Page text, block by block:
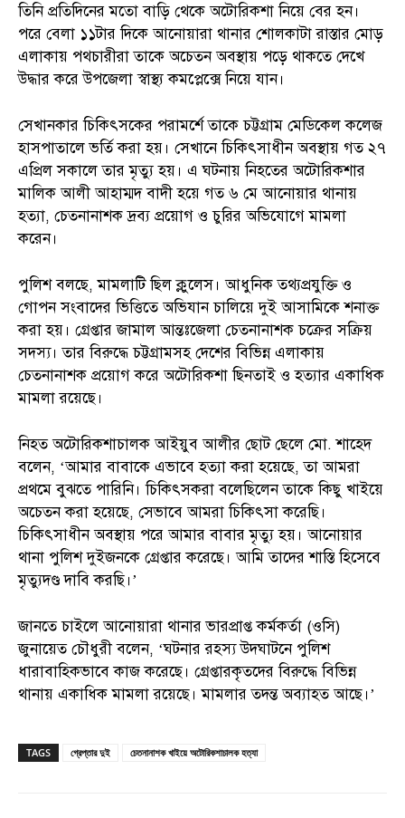
তিনি প্রতিদিনের মতো বাড়ি থেকে অটোরিকশা নিয়ে বের হন।
পরে বেলা ১১টার দিকে আনোয়ারা থানার শোলকাটা রাস্তার মোড়
এলাকায় পথচারীরা তাকে অচেতন অবস্থায় পড়ে থাকতে দেখে
উদ্ধার করে উপজেলা স্বাস্থ্য কমপ্লেক্সে নিয়ে যান।
সেখানকার চিকিৎসকের পরামর্শে তাকে চট্টগ্রাম মেডিকেল কলেজ
হাসপাতালে ভর্তি করা হয়। সেখানে চিকিৎসাধীন অবস্থায় গত ২৭
এপ্রিল সকালে তার মৃত্যু হয়। এ ঘটনায় নিহতের অটোরিকশার
মালিক আলী আহাম্মদ বাদী হয়ে গত ৬ মে আনোয়ার থানায়
হত্যা, চেতনানাশক দ্রব্য প্রয়োগ ও চুরির অভিযোগে মামলা
করেন।
পুলিশ বলছে, মামলাটি ছিল ক্লুলেস। আধুনিক তথ্যপ্রযুক্তি ও
গোপন সংবাদের ভিত্তিতে অভিযান চালিয়ে দুই আসামিকে শনাক্ত
করা হয়। গ্রেপ্তার জামাল আন্তঃজেলা চেতনানাশক চক্রের সক্রিয়
সদস্য। তার বিরুদ্ধে চট্টগ্রামসহ দেশের বিভিন্ন এলাকায়
চেতনানাশক প্রয়োগ করে অটোরিকশা ছিনতাই ও হত্যার একাধিক
মামলা রয়েছে।
নিহত অটোরিকশাচালক আইয়ুব আলীর ছোট ছেলে মো. শাহেদ
বলেন, ‘আমার বাবাকে এভাবে হত্যা করা হয়েছে, তা আমরা
প্রথমে বুঝতে পারিনি। চিকিৎসকরা বলেছিলেন তাকে কিছু খাইয়ে
অচেতন করা হয়েছে, সেভাবে আমরা চিকিৎসা করেছি।
চিকিৎসাধীন অবস্থায় পরে আমার বাবার মৃত্যু হয়। আনোয়ার
থানা পুলিশ দুইজনকে গ্রেপ্তার করেছে। আমি তাদের শাস্তি হিসেবে
মৃত্যুদণ্ড দাবি করছি।’
জানতে চাইলে আনোয়ারা থানার ভারপ্রাপ্ত কর্মকর্তা (ওসি)
জুনায়েত চৌধুরী বলেন, ‘ঘটনার রহস্য উদঘাটনে পুলিশ
ধারাবাহিকভাবে কাজ করেছে। গ্রেপ্তারকৃতদের বিরুদ্ধে বিভিন্ন
থানায় একাধিক মামলা রয়েছে। মামলার তদন্ত অব্যাহত আছে।’
TAGS গ্রেপ্তার দুই চেতনানাশক খাইয়ে অটোরিকশাচালক হত্যা